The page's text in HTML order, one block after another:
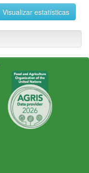
Visualizar estatísticas